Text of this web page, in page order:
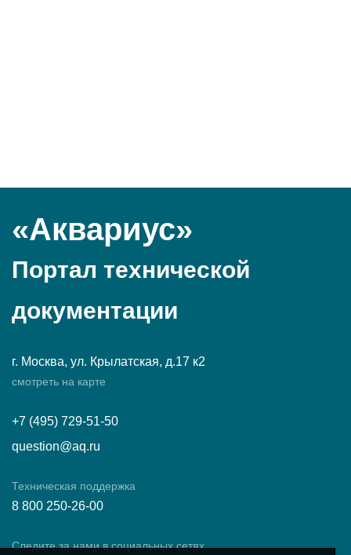
«Аквариус»
Портал технической
документации
г. Москва, ул. Крылатская, д.17 к2
смотреть на карте
+7 (495) 729-51-50
question@aq.ru
Техническая поддержка
8 800 250-26-00
Следите за нами в социальных сетях